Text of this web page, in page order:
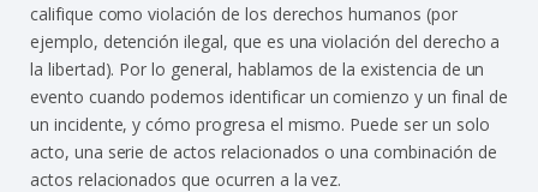
califique como violación de los derechos humanos (por
ejemplo, detención ilegal, que es una violación del derecho a
la libertad). Por lo general, hablamos de la existencia de un
evento cuando podemos identificar un comienzo y un final de
un incidente, y cómo progresa el mismo. Puede ser un solo
acto, una serie de actos relacionados o una combinación de
actos relacionados que ocurren a la vez.